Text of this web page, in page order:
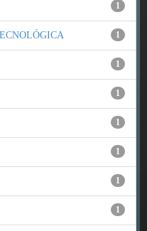
1
1
1
1
1
1
1
1